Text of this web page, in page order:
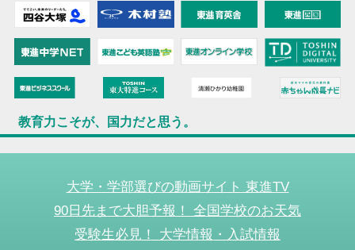
教育力こそが、国力だと思う。
大学・学部選びの動画サイト 東進TV
90日先まで大胆予報！ 全国学校のお天気
受験生必見！ 大学情報・入試情報